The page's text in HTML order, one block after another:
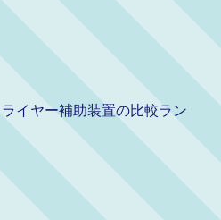
イヤー補助装置の比較ラン